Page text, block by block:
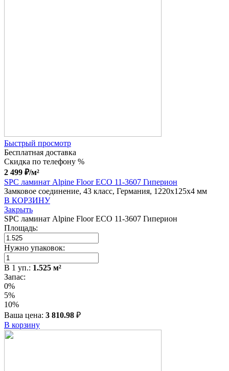
Быстрый просмотр
Бесплатная доставка
Скидка по телефону %
2 499 ₽/м²
SPC ламинат Alpine Floor ECO 11-3607 Гиперион
Замковое соединение, 43 класс, Германия, 1220x125x4 мм
В КОРЗИНУ
Закрыть
SPC ламинат Alpine Floor ECO 11-3607 Гиперион
Площадь:
Нужно упаковок:
В 1 уп.: 1.525 м²
Запас:
0%
5%
10%
Ваша цена: 3 810.98 ₽
В корзину